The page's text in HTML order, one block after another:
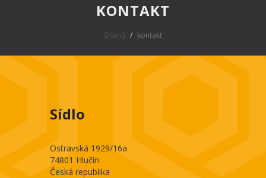
KONTAKT
Domů kontakt
Sídlo
Ostravská 1929/16a
74801 Hlučín
Česká republika